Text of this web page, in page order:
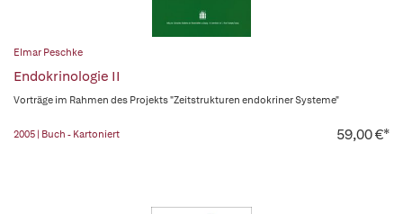
Elmar Peschke
Endokrinologie II
Vorträge im Rahmen des Projekts "Zeitstrukturen endokriner Systeme"
2005 | Buch - Kartoniert 59,00 €*